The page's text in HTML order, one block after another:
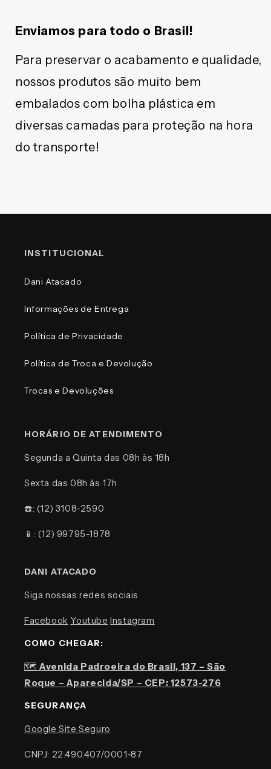
Enviamos para todo o Brasil!
Para preservar o acabamento e qualidade,
nossos produtos são muito bem
embalados com bolha plástica em
diversas camadas para proteção na hora
do transporte!
INSTITUCIONAL
Dani Atacado
Informações de Entrega
Política de Privacidade
Política de Troca e Devolução
Trocas e Devoluções
HORÁRIO DE ATENDIMENTO
Segunda a Quinta das 08h às 18h
Sexta das 08h às 17h
☎️: (12) 3108-2590
📱: (12) 99795-1878
DANI ATACADO
Siga nossas redes sociais
Facebook Youtube Instagram
COMO CHEGAR:
🗺️ Avenida Padroeira do Brasil, 137 – São
Roque – Aparecida/SP – CEP: 12573-276
SEGURANÇA
Google Site Seguro
CNPJ: 22.490.407/0001-87